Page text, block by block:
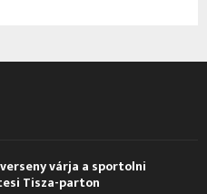
várja a sportolni
Tisza-parton